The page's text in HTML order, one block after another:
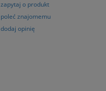
zapytaj o produkt
poleć znajomemu
dodaj opinię